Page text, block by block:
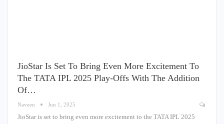
JioStar Is Set To Bring Even More Excitement To
The TATA IPL 2025 Play-Offs With The Addition
Of…
Naveen Jun 1, 2025
JioStar is set to bring even more excitement to the TATA IPL 2025